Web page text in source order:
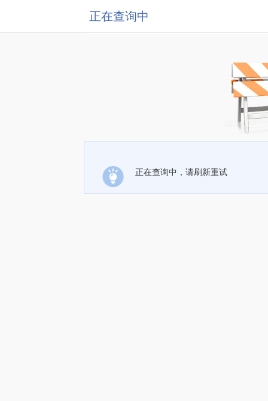
正在查询中
正在查询中，请刷新重试